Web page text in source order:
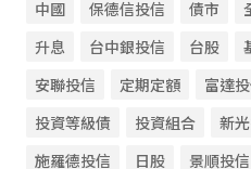
中國
保德信投信 債市
升息
台中銀投信 台股
安聯投信
定期定額 富達
投資等級債
投資組合 新
施羅德投信
日股 景順投信